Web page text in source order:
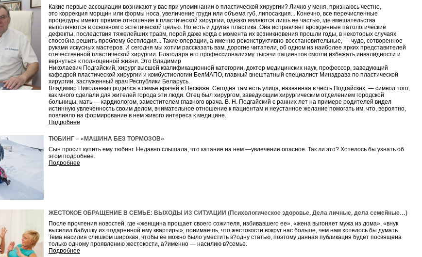
Какие первые ассоциации возникают у вас при упоминании о пластической хирургии? Лично у меня, признаюсь честно,
это коррекция морщин или формы носа, увеличение груди или объема губ, липосакция... Конечно, все перечисленные
процедуры имеют прямое отношение к пластической хирургии, однако являются лишь ее частью, где вмешательства
выполняются в основном с эстетической целью. Но есть и другая пластика. Она исправляет врожденные патологические
дефекты, последствия тяжелейших травм, порой даже когда с момента их возникновения прошли годы, в некоторых случаях
способна решить проблему бесплодия... Такие операции, а именно реконструктивно-восстановительные, — чудо, сотворенное
руками искусных мастеров. И сегодня мы хотим рассказать вам, дорогие читатели, об одном из наиболее ярких представителей
отечественной пластической хирургии. Благодаря его профессионализму тысячи пациентов смогли избежать инвалидности и
вернуться к полноценной жизни. Это Владимир
Николаевич Подгайский, хирург высшей квалификационной категории, доктор медицинских наук, профессор, заведующий
кафедрой пластической хирургии и комбустиологии БелМАПО, главный внештатный специалист Минздрава по пластической
хирургии, заслуженный врач Республики Беларусь.
Владимир Николаевич родился в семье врачей в Несвиже. Сегодня там есть улица, названная в честь Подгайских, — символ того,
как много сделали для жителей города эти люди. Отец был хирургом, заведующим хирургическим отделением городской
больницы, мать — кардиологом, заместителем главного врача. В. Н. Подгайский с ранних лет на примере родителей видел
истинную увлеченность своим делом, внимательное отношение к пациентам и неустанное желание помогать им, что, вероятно,
повлияло на формирование в нем живого интереса к медицине.
Подробнее
ТЮБИНГ – «МАШИНА БЕЗ ТОРМОЗОВ»
Сын просит купить ему тюбинг. Недавно слышала, что катание на нем —увлечение опасное. Так ли это? Хотелось бы узнать об
этом подробнее.
Подробнее
ЖЕСТОКОЕ ОБРАЩЕНИЕ В СЕМЬЕ: ВЫХОДЫ ИЗ СИТУАЦИИ (Психологическое здоровье. Дела личные, дела семейные…)
После прочтения новостей, где «женщина прощает своего сожителя, избивавшего ее», «жена выгоняет мужа из дома», «внук
выселил бабушку из подаренной ему квартиры», понимаешь, что жестокости вокруг нас больше, чем нам хотелось бы думать.
Тема насилия слишком широкая, чтобы ее можно было уместить в?одну статью, поэтому данная публикация будет посвящена
только одному проявлению жестокости, а?именно — насилию в?семье.
Подробнее